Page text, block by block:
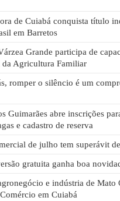
de Cuiabá conquista título
em Barretos
Grande participa de
da Agricultura Familiar
romper o silêncio é um
Guimarães abre inscrições
e cadastro de reserva
de julho tem superávit
gratuita ganha boa
e indústria de Mato
em Cuiabá